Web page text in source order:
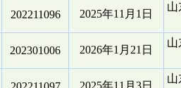
202211096 2025年11月1日
山
202301006 2026年1月21日
山
2025年11月3日
山